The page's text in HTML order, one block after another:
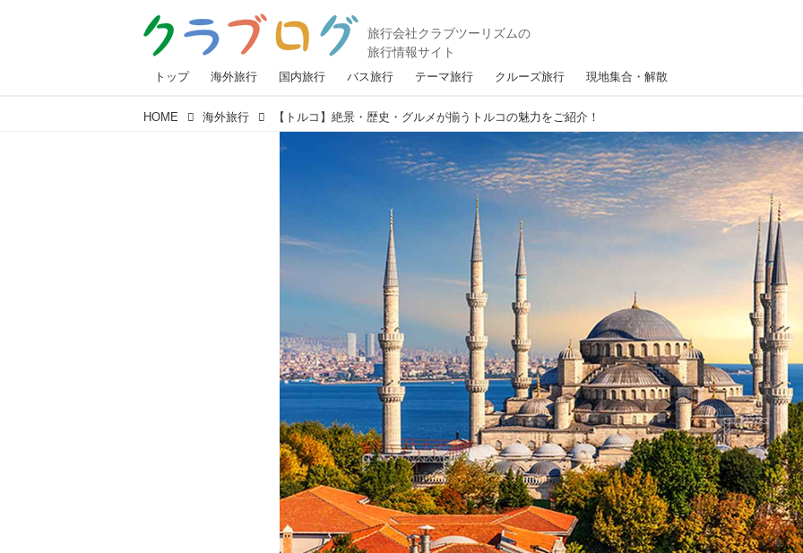
トップ 海外旅行 国内旅行 バス旅行 テーマ旅行 クルーズ旅行 現地集合・解散
HOME 海外旅行 【トルコ】絶景・歴史・グルメが揃うトルコの魅力をご紹介！